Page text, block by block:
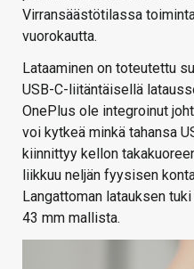
Virransäästötilassa
vuorokautta.
Lataaminen on toteutettu
USB-C-liitäntäisellä
OnePlus ole integroinut
voi kytkeä minkä tahansa
kiinnittyy kellon
liikkuu neljän fyysisen
Langattoman latauksen
43 mm mallista.